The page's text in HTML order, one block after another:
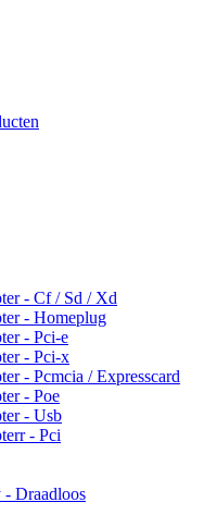
- Cf / Sd / Xd
- Homeplug
- Pci-e
- Pci-x
- Pcmcia / Expresscard
- Poe
- Usb
- Pci
Draadloos